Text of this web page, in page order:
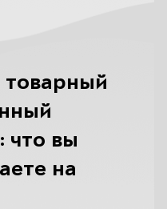
товарный
что вы
на